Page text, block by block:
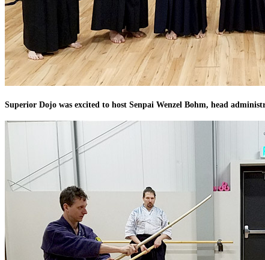
Superior Dojo was excited to host Senpai Wenzel Bohm, head